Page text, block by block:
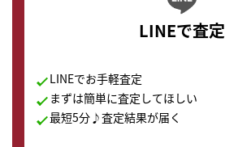
LINEで査定
LINEでお手軽査定
まずは簡単に査定してほしい
最短5分♪査定結果が届く